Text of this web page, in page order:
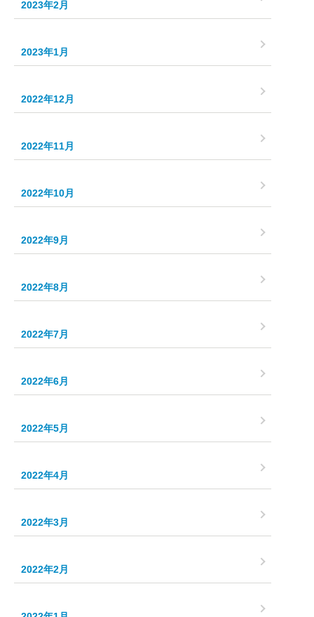
2023年2月
2023年1月
2022年12月
2022年11月
2022年10月
2022年9月
2022年8月
2022年7月
2022年6月
2022年5月
2022年4月
2022年3月
2022年2月